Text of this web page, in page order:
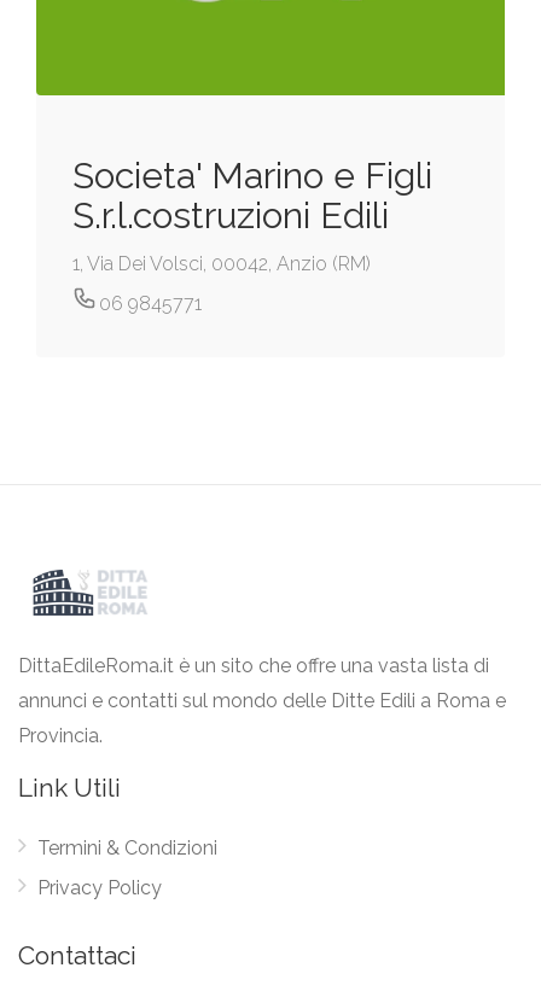
Societa' Marino e Figli
S.r.l.costruzioni Edili
1, Via Dei Volsci, 00042, Anzio (RM)
06 9845771
DittaEdileRoma.it è un sito che offre una vasta lista di
annunci e contatti sul mondo delle Ditte Edili a Roma e
Provincia.
Link Utili
Termini & Condizioni
Privacy Policy
Contattaci